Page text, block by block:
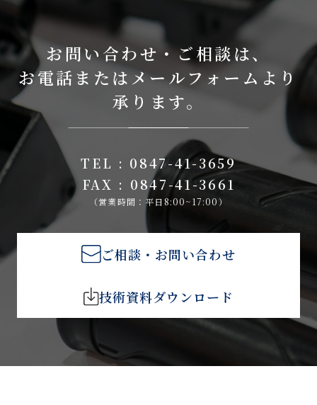
お問い合わせ・ご相談は、
お電話またはメールフォームより
承ります。
TEL : 0847-41-3659
FAX : 0847-41-3661
（営業時間：平日8:00~17:00）
ご相談・お問い合わせ
技術資料ダウンロード